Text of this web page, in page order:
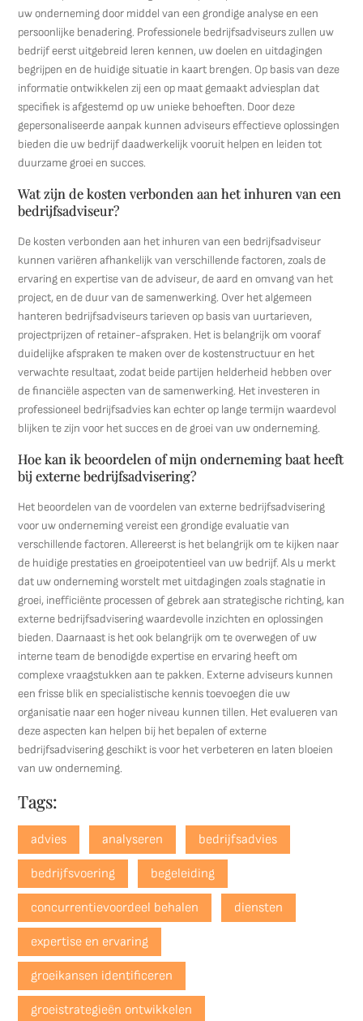
uw onderneming door middel van een grondige analyse en een
persoonlijke benadering. Professionele bedrijfsadviseurs zullen uw
bedrijf eerst uitgebreid leren kennen, uw doelen en uitdagingen
begrijpen en de huidige situatie in kaart brengen. Op basis van deze
informatie ontwikkelen zij een op maat gemaakt adviesplan dat
specifiek is afgestemd op uw unieke behoeften. Door deze
gepersonaliseerde aanpak kunnen adviseurs effectieve oplossingen
bieden die uw bedrijf daadwerkelijk vooruit helpen en leiden tot
duurzame groei en succes.
Wat zijn de kosten verbonden aan het inhuren van een
bedrijfsadviseur?
De kosten verbonden aan het inhuren van een bedrijfsadviseur
kunnen variëren afhankelijk van verschillende factoren, zoals de
ervaring en expertise van de adviseur, de aard en omvang van het
project, en de duur van de samenwerking. Over het algemeen
hanteren bedrijfsadviseurs tarieven op basis van uurtarieven,
projectprijzen of retainer-afspraken. Het is belangrijk om vooraf
duidelijke afspraken te maken over de kostenstructuur en het
verwachte resultaat, zodat beide partijen helderheid hebben over
de financiële aspecten van de samenwerking. Het investeren in
professioneel bedrijfsadvies kan echter op lange termijn waardevol
blijken te zijn voor het succes en de groei van uw onderneming.
Hoe kan ik beoordelen of mijn onderneming baat heeft
bij externe bedrijfsadvisering?
Het beoordelen van de voordelen van externe bedrijfsadvisering
voor uw onderneming vereist een grondige evaluatie van
verschillende factoren. Allereerst is het belangrijk om te kijken naar
de huidige prestaties en groeipotentieel van uw bedrijf. Als u merkt
dat uw onderneming worstelt met uitdagingen zoals stagnatie in
groei, inefficiënte processen of gebrek aan strategische richting, kan
externe bedrijfsadvisering waardevolle inzichten en oplossingen
bieden. Daarnaast is het ook belangrijk om te overwegen of uw
interne team de benodigde expertise en ervaring heeft om
complexe vraagstukken aan te pakken. Externe adviseurs kunnen
een frisse blik en specialistische kennis toevoegen die uw
organisatie naar een hoger niveau kunnen tillen. Het evalueren van
deze aspecten kan helpen bij het bepalen of externe
bedrijfsadvisering geschikt is voor het verbeteren en laten bloeien
van uw onderneming.
Tags:
advies analyseren bedrijfsadvies
bedrijfsvoering begeleiding
concurrentievoordeel behalen diensten
expertise en ervaring
groeikansen identificeren
groeistrategieën ontwikkelen